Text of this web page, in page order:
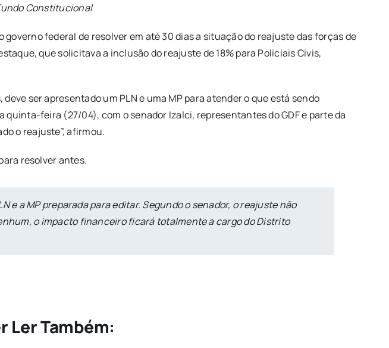
Constitucional
federal de resolver em até 30 dias a situação do reajuste das forças de
que solicitava a inclusão do reajuste de 18% para Policiais Civis,
ser apresentado um PLN e uma MP para atender o que está sendo
feira (27/04), com o senador Izalci, representantes do GDF e parte da
o reajuste”, afirmou.
resolver antes.
e a MP preparada para editar. Segundo o senador, o reajuste não
o impacto financeiro ficará totalmente a cargo do Distrito
Ler Também: